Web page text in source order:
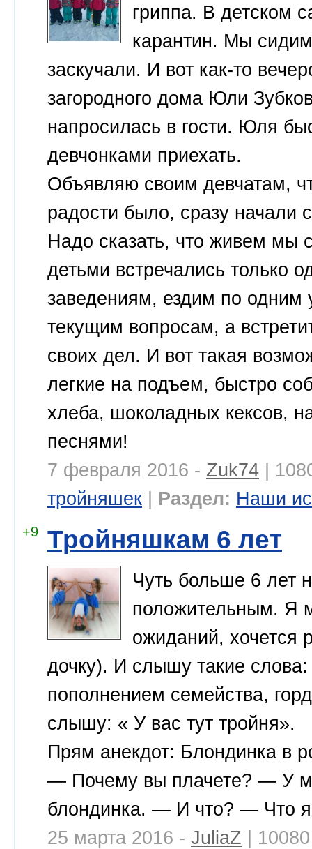
гриппа. В детском
карантин. Мы
заскучали. И вот как-то
загородного дома Юли
напросилась в гости. Юля
девчонками приехать.
Объявляю своим девчатам,
радости было, сразу начали
Надо сказать, что живем мы
детьми встречались только
заведениям, ездим по одним
текущим вопросам, а
своих дел. И вот такая
легкие на подъем, быстро
хлеба, шоколадных кексов,
песнями!
7 февраля 2016 - Zuk74 |
тройняшек | Раздел: Наши
+9 Тройняшкам 6 лет
Чуть больше 6 лет
положительным. Я
ожиданий, хочется
дочку). И слышу такие
пополнением семейства,
слышу: « У вас тут тройня».
Прям анекдот: Блондинка в
— Почему вы плачете? — У
блондинка. — И что? — Что я
25 марта 2016 - JuliaZ |